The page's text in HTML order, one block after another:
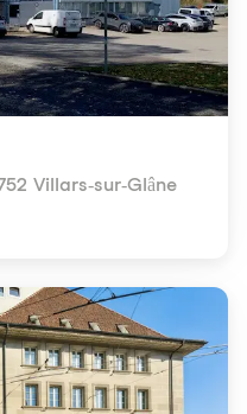
Villars-sur-Glâne